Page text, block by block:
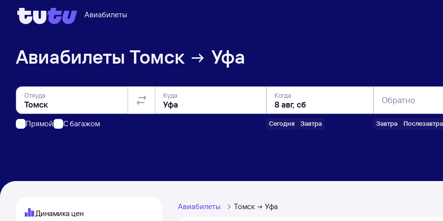
Авиабилеты
Авиабилеты Томск Уфа
Откуда
Прямой C багажом
Куда Когда
Сегодня Завтра
Обратно
Завтра Послезавтра
Динамика цен
Авиабилеты Томск Уфа